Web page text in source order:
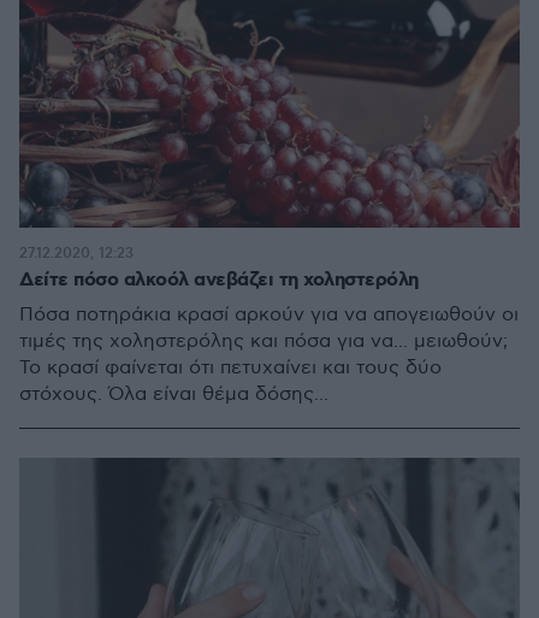
Δείτε πόσο αλκοόλ ανεβάζει τη χοληστερόλη
Πόσα ποτηράκια κρασί αρκούν για να απογειωθούν οι
τιμές της χοληστερόλης και πόσα για να... μειωθούν;
Το κρασί φαίνεται ότι πετυχαίνει και τους δύο
στόχους. Όλα είναι θέμα δόσης...
27.12.2020, 12:23